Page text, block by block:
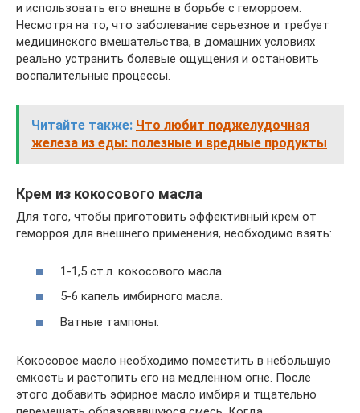
и использовать его внешне в борьбе с геморроем.
Несмотря на то, что заболевание серьезное и требует
медицинского вмешательства, в домашних условиях
реально устранить болевые ощущения и остановить
воспалительные процессы.
Читайте также: Что любит поджелудочная
железа из еды: полезные и вредные продукты
Крем из кокосового масла
Для того, чтобы приготовить эффективный крем от
геморроя для внешнего применения, необходимо взять:
1-1,5 ст.л. кокосового масла.
5-6 капель имбирного масла.
Ватные тампоны.
Кокосовое масло необходимо поместить в небольшую
емкость и растопить его на медленном огне. После
этого добавить эфирное масло имбиря и тщательно